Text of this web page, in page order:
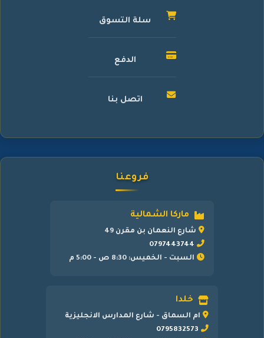
سلة التسوق
الدفع
اتصل بنا
فروعنا
ماركا الشمالية
شارع النعمان بن مقرن 49
0797443744
السبت - الخميس: 8:30 ص - 5:00 م
خلدا
ام السماق - شارع المدارس الانجليزية
0795832573